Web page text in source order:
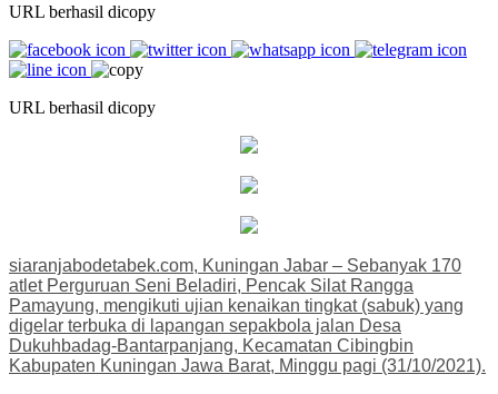
URL berhasil dicopy
URL berhasil dicopy
siaranjabodetabek.com, Kuningan Jabar – Sebanyak 170
atlet Perguruan Seni Beladiri, Pencak Silat Rangga
Pamayung, mengikuti ujian kenaikan tingkat (sabuk) yang
digelar terbuka di lapangan sepakbola jalan Desa
Dukuhbadag-Bantarpanjang, Kecamatan Cibingbin
Kabupaten Kuningan Jawa Barat, Minggu pagi (31/10/2021).